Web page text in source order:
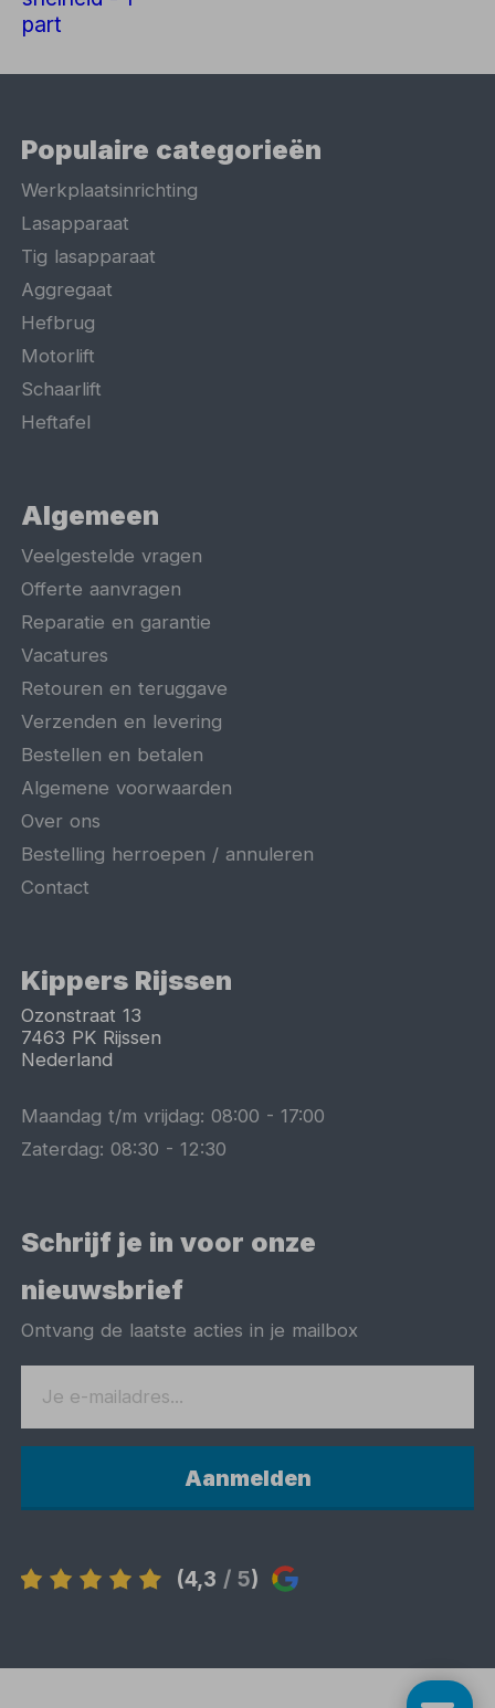
Populaire categorieën
Werkplaatsinrichting
Lasapparaat
Tig lasapparaat
Aggregaat
Hefbrug
Motorlift
Schaarlift
Heftafel
Algemeen
Veelgestelde vragen
Offerte aanvragen
Reparatie en garantie
Vacatures
Retouren en teruggave
Verzenden en levering
Bestellen en betalen
Algemene voorwaarden
Over ons
Bestelling herroepen / annuleren
Contact
Kippers Rijssen
Ozonstraat 13
7463 PK Rijssen
Nederland
Maandag t/m vrijdag:08:00 -17:00
Zaterdag:08:30 -12:30
Schrijf je in voor onze
nieuwsbrief
Ontvang de laatste acties in je mailbox
Aanmelden
(4,3 / 5)